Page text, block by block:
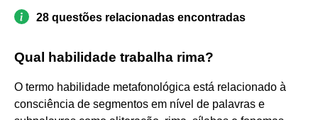
28 questões relacionadas encontradas
Qual habilidade trabalha rima?
O termo habilidade metafonológica está relacionado à
consciência de segmentos em nível de palavras e